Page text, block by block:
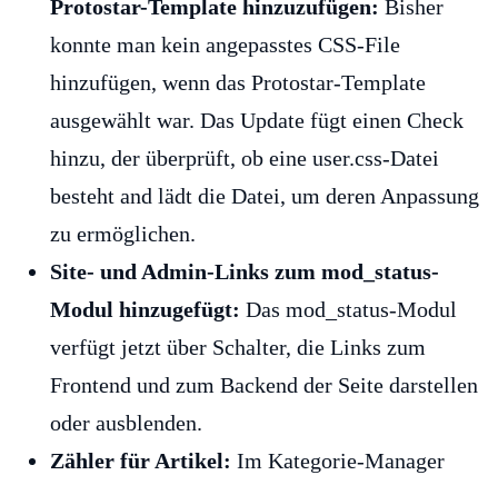
Protostar-Template hinzuzufügen: Bisher
konnte man kein angepasstes CSS-File
hinzufügen, wenn das Protostar-Template
ausgewählt war. Das Update fügt einen Check
hinzu, der überprüft, ob eine user.css-Datei
besteht and lädt die Datei, um deren Anpassung
zu ermöglichen.
Site- und Admin-Links zum mod_status-
Modul hinzugefügt: Das mod_status-Modul
verfügt jetzt über Schalter, die Links zum
Frontend und zum Backend der Seite darstellen
oder ausblenden.
Zähler für Artikel: Im Kategorie-Manager